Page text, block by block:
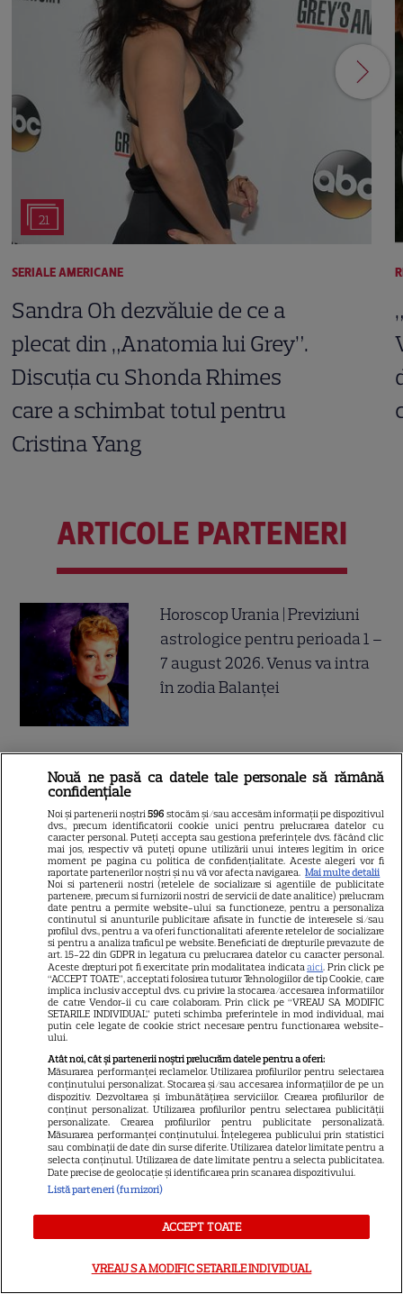
21
SERIALE AMERICANE
Sandra Oh dezvăluie de ce a
plecat din „Anatomia lui Grey”.
Discuția cu Shonda Rhimes
care a schimbat totul pentru
Cristina Yang
ARTICOLE PARTENERI
Horoscop Urania | Previziuni
astrologice pentru perioada 1 –
7 august 2026. Venus va intra
în zodia Balanței
beneficii are
Postul Sfintei Mării – Postul
Adormirii Maicii Domnului. Ce
se mănâncă în post
Ce vase de gătit îți trebuie
dacă te muți singur – ustensile
pe care trebuie să le ai în
bucătărie
Nouă ne pasă ca datele tale personale să rămână
confidențiale
Noi și partenerii noștri596 stocăm și/sau accesăm informații pe dispozitivul
dvs., precum identificatorii cookie unici pentru prelucrarea datelor cu
caracter personal. Puteți accepta sau gestiona preferințele dvs. făcând clic
mai jos, respectiv vă puteți opune utilizării unui interes legitim în orice
moment pe pagina cu politica de confidențialitate. Aceste alegeri vor fi
raportate partenerilor noștri și nu vă vor afecta navigarea. Mai multe detalii
Noi si partenerii nostri (retelele de socializare si agentiile de publicitate
partenere, precum si furnizorii nostri de servicii de date analitice) prelucram
date pentru a permite website-ului sa functioneze, pentru a personaliza
continutul si anunturile publicitare afisate in functie de interesele si/sau
profilul dvs., pentru a va oferi functionalitati aferente retelelor de socializare
si pentru a analiza traficul pe website. Beneficiati de drepturile prevazute de
art. 15-22 din GDPR in legatura cu prelucrarea datelor cu caracter personal.
Aceste drepturi pot fi exercitate prin modalitatea indicataaici. Prin click pe
“ACCEPT TOATE”, acceptati folosirea tuturor Tehnologiilor de tip Cookie, care
implica inclusiv acceptul dvs. cu privire la stocarea/accesarea informatiilor
de catre Vendor-ii cu care colaboram. Prin click pe “VREAU SA MODIFIC
SETARILE INDIVIDUAL” puteti schimba preferintele in mod individual, mai
putin cele legate de cookie strict necesare pentru functionarea website-
ului.
Atât noi, cât și partenerii noștri prelucrăm datele pentru a oferi:
Măsurarea performanței reclamelor. Utilizarea profilurilor pentru selectarea
conținutului personalizat. Stocarea și/sau accesarea informațiilor de pe un
dispozitiv. Dezvoltarea și îmbunătățirea serviciilor. Crearea profilurilor de
conținut personalizat. Utilizarea profilurilor pentru selectarea publicității
personalizate. Crearea profilurilor pentru publicitate personalizată.
Măsurarea performanței conținutului. Înțelegerea publicului prin statistici
sau combinații de date din surse diferite. Utilizarea datelor limitate pentru a
selecta conținutul. Utilizarea de date limitate pentru a selecta publicitatea.
Date precise de geolocație și identificarea prin scanarea dispozitivului.
Listă parteneri (furnizori)
ACCEPT TOATE
VREAU SA MODIFIC SETARILE INDIVIDUAL